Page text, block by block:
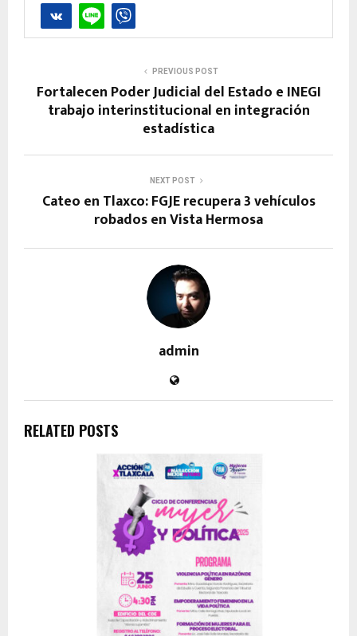
PREVIOUS POST
Fortalecen Poder Judicial del Estado e INEGI
trabajo interinstitucional en integración
estadística
NEXT POST
Cateo en Tlaxco: FGJE recupera 3 vehículos
robados en Vista Hermosa
admin
RELATED POSTS